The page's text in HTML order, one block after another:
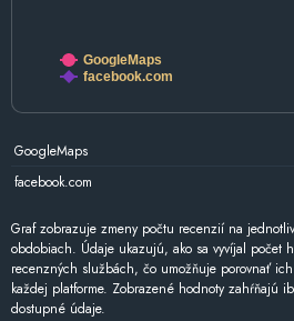
GoogleMaps
facebook.com
GoogleMaps
facebook.com
Graf zobrazuje zmeny počtu recenzií na
obdobiach. Údaje ukazujú, ako sa vyvíjal počet
recenzných službách, čo umožňuje porovnať
každej platforme. Zobrazené hodnoty zahŕňajú
dostupné údaje.